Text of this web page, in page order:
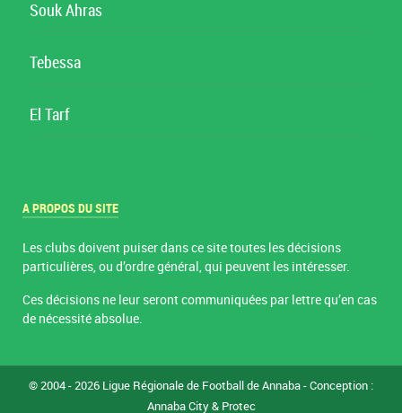
Souk Ahras
Tebessa
El Tarf
A PROPOS DU SITE
Les clubs doivent puiser dans ce site toutes les décisions
particulières, ou d’ordre général, qui peuvent les intéresser.
Ces décisions ne leur seront communiquées par lettre qu’en cas
de nécessité absolue.
© 2004 - 2026 Ligue Régionale de Football de Annaba - Conception :
Annaba City& Protec